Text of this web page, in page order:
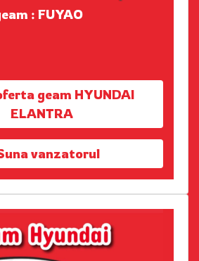
: FUYAO
geam HYUNDAI
ELANTRA
vanzatorul